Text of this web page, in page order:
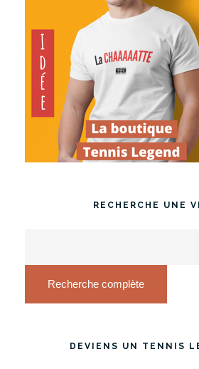
RECHERCHE UNE
Recherche complète
DEVIENS UN TENNIS